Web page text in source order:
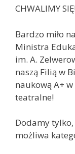
CHWALIMY SIĘ!
Bardzo miło
Ministra
im. A.
naszą Filią w
naukową A+
teatralne!
Dodamy
możliwa